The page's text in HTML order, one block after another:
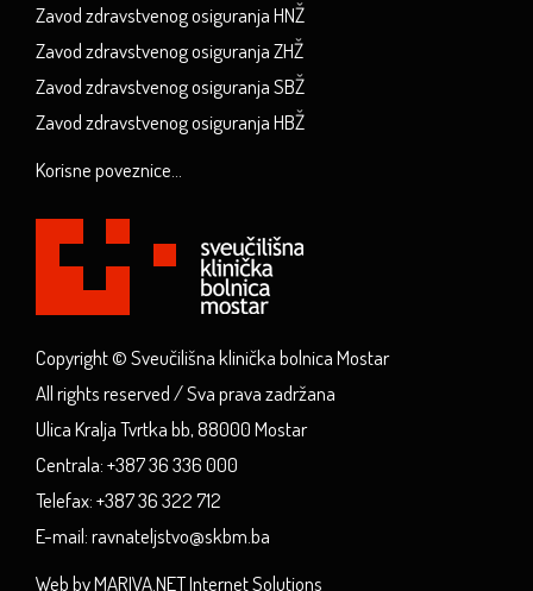
Zavod zdravstvenog osiguranja HNŽ
Zavod zdravstvenog osiguranja ZHŽ
Zavod zdravstvenog osiguranja SBŽ
Zavod zdravstvenog osiguranja HBŽ
Korisne poveznice...
Copyright © Sveučilišna klinička bolnica Mostar
All rights reserved / Sva prava zadržana
Ulica Kralja Tvrtka bb, 88000 Mostar
Centrala: +387 36 336 000
Telefax: +387 36 322 712
E-mail: ravnateljstvo@skbm.ba
Web by MARIVA.NET Internet Solutions